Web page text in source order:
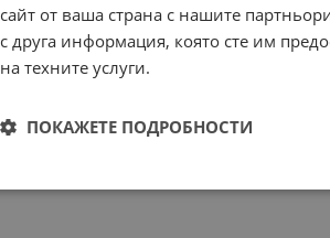
сайт от ваша страна с нашите
с друга информация, която сте им
на техните услуги.
ПОКАЖЕТЕ ПОДРОБНОСТИ